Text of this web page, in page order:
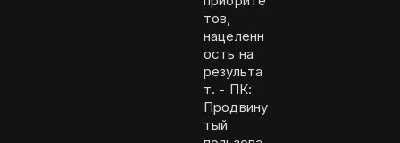
тов,
нацеленн
ость на
результа
т. - ПК:
Продвину
тый